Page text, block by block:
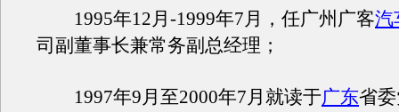
1995年12月-1999年7月，任广州广客汽
司副董事长兼常务副总经理；
1997年9月至2000年7月就读于广东省